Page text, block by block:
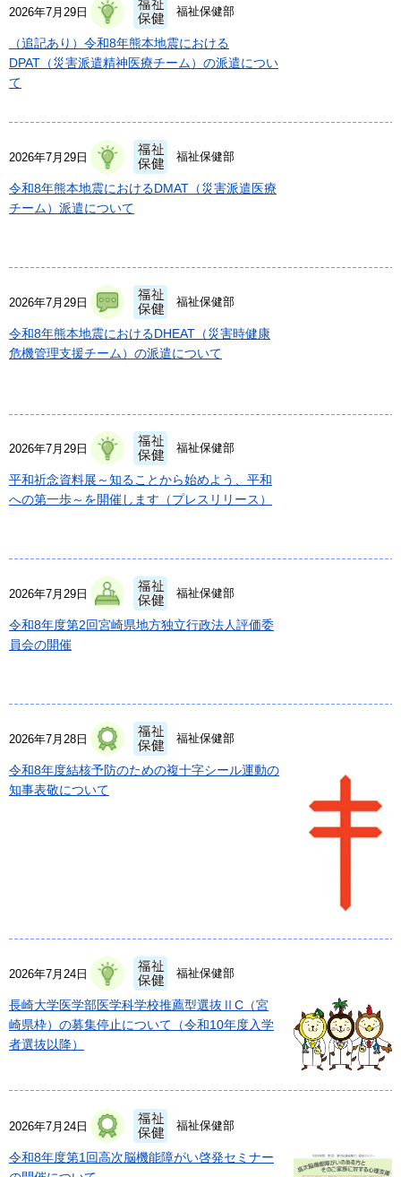
2026年7月29日 福祉保健部
（追記あり）令和8年熊本地震における
DPAT（災害派遣精神医療チーム）の派遣につい
て
2026年7月29日 福祉保健部
令和8年熊本地震におけるDMAT（災害派遣医療
チーム）派遣について
2026年7月29日 福祉保健部
令和8年熊本地震におけるDHEAT（災害時健康
危機管理支援チーム）の派遣について
2026年7月29日 福祉保健部
平和祈念資料展～知ることから始めよう、平和
への第一歩～を開催します（プレスリリース）
2026年7月29日 福祉保健部
令和8年度第2回宮崎県地方独立行政法人評価委
員会の開催
2026年7月28日 福祉保健部
令和8年度結核予防のための複十字シール運動の
知事表敬について
2026年7月24日 福祉保健部
長崎大学医学部医学科学校推薦型選抜ⅡC（宮
崎県枠）の募集停止について（令和10年度入学
者選抜以降）
2026年7月24日 福祉保健部
令和8年度第1回高次脳機能障がい啓発セミナー